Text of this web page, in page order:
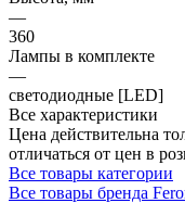
—
360
Лампы в комплекте
—
светодиодные [LED]
Все характеристики
Цена действительна
отличаться от цен в
Все товары категории
Все товары бренда